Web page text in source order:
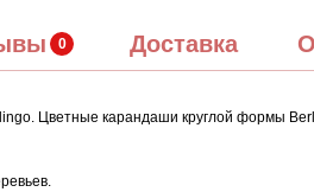
Доставка
Цветные карандаши круглой формы